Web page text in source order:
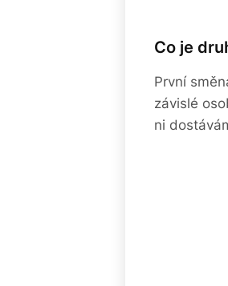
Co je
První
závislé
ni